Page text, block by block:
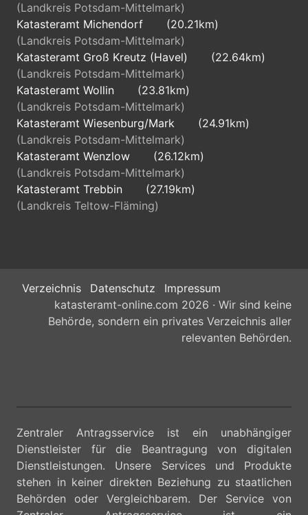
(Landkreis Potsdam-Mittelmark)
Katasteramt Michendorf
(20.21km)
(Landkreis Potsdam-Mittelmark)
Katasteramt Groß Kreutz (Havel)
(22.64km)
(Landkreis Potsdam-Mittelmark)
Katasteramt Wollin
(23.81km)
(Landkreis Potsdam-Mittelmark)
Katasteramt Wiesenburg/Mark
(24.91km)
(Landkreis Potsdam-Mittelmark)
Katasteramt Wenzlow
(26.12km)
(Landkreis Potsdam-Mittelmark)
Katasteramt Trebbin
(27.19km)
(Landkreis Teltow-Fläming)
Verzeichnis Datenschutz
Impressum
katasteramt-online.com 2026 · Wir sind keine
Behörde, sondern ein privates Verzeichnis aller
relevanten Behörden.
Zentraler Antragsservice ist ein unabhängiger
Dienstleister für die Beantragung von digitalen
Dienstleistungen. Unsere Services und Produkte
stehen in keiner direkten Beziehung zu staatlichen
Behörden oder Vergleichbarem. Der Service von